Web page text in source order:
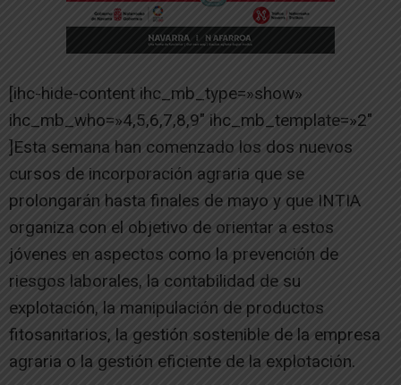
[ihc-hide-content ihc_mb_type=»show»
ihc_mb_who=»4,5,6,7,8,9″ ihc_mb_template=»2″
]Esta semana han comenzado los dos nuevos
cursos de incorporación agraria que se
prolongarán hasta finales de mayo y que INTIA
organiza con el objetivo de orientar a estos
jóvenes en aspectos como la prevención de
riesgos laborales, la contabilidad de su
explotación, la manipulación de productos
fitosanitarios, la gestión sostenible de la empresa
agraria o la gestión eficiente de la explotación.